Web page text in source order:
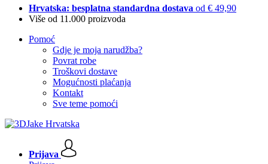
Hrvatska: besplatna standardna dostava od € 49,90
Više od 11.000 proizvoda
Pomoć
Gdje je moja narudžba?
Povrat robe
Troškovi dostave
Mogućnosti plaćanja
Kontakt
Sve teme pomoći
Prijava